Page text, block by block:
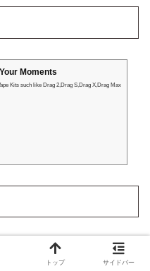
Moments
Kits such like Drag 2,Drag S,Drag X,Drag Max
トップ サイドバー